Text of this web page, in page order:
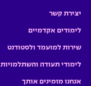
יצירת קשר
לימודים אקדמיים
שירות למועמד ולסטודנט
לימודי תעודה והשתלמויות
אנחנו מזמינים אותך